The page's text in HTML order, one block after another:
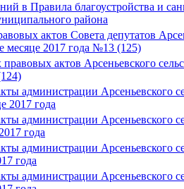
в Правила благоустройства и
района
актов Совета депутатов
месяце 2017 года №13 (125)
актов Арсеньевского
администрации Арсеньевского
2017 года
администрации Арсеньевского
года
администрации Арсеньевского
года
администрации Арсеньевского